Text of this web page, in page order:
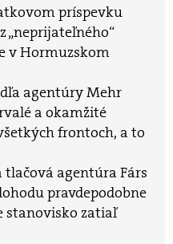
príspevku
„neprijateľného“
v Hormuzskom
agentúry Mehr
a okamžité
frontoch, a to
agentúra Fárs
pravdepodobne
stanovisko zatiaľ